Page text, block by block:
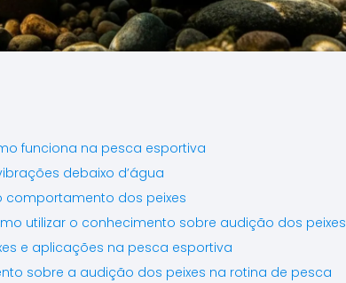
funciona na pesca esportiva
debaixo d’água
dos peixes
utilizar o conhecimento sobre audição dos peixes
e aplicações na pesca esportiva
sobre a audição dos peixes na rotina de pesca